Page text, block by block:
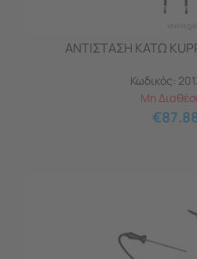
ΑΝΤΙΣΤΑΣΗ ΚΑΤΩ
Κωδικός:
Μη
€